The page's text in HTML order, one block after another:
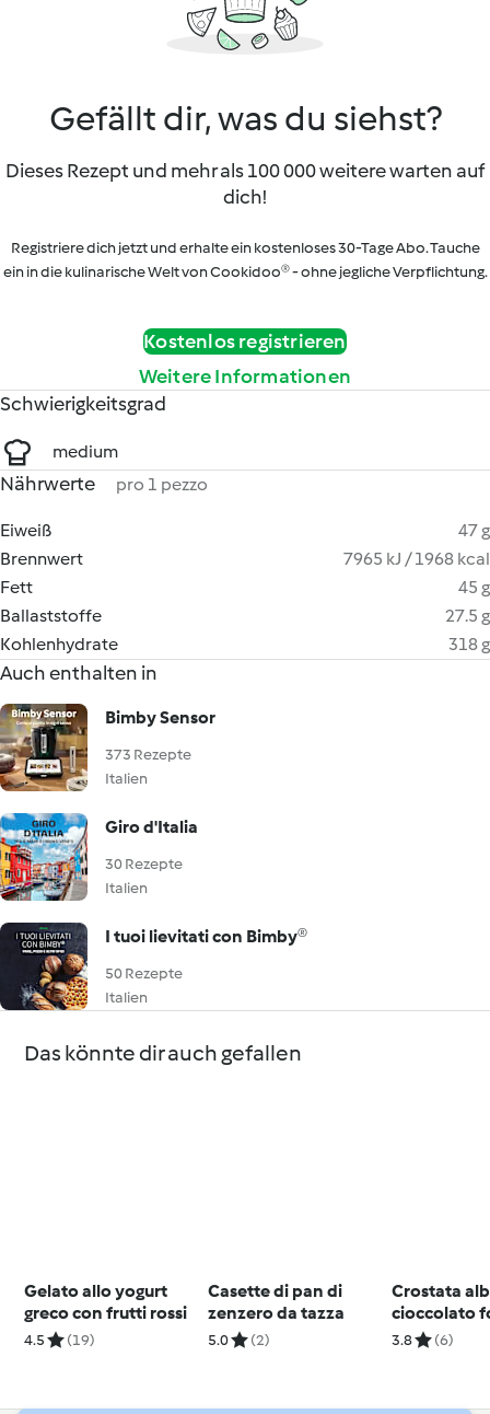
Gefällt dir, was du siehst?
Dieses Rezept und mehr als 100 000 weitere warten auf
dich!
Registriere dich jetzt und erhalte ein kostenloses 30-Tage Abo. Tauche
ein in die kulinarische Welt von Cookidoo® - ohne jegliche Verpflichtung.
Kostenlos registrieren
Weitere Informationen
Schwierigkeitsgrad
medium
Nährwerte pro 1 pezzo
Eiweiß
47 g
Brennwert
7965 kJ / 1968 kcal
Fett
45 g
Ballaststoffe
27.5 g
Kohlenhydrate
318 g
Auch enthalten in
Bimby Sensor
373 Rezepte
Italien
Giro d'Italia
30 Rezepte
Italien
I tuoi lievitati con Bimby®
50 Rezepte
Italien
Das könnte dir auch gefallen
Gelato allo yogurt
greco con frutti rossi
4.5 (19)
Casette di pan di
zenzero da tazza
5.0 (2)
Crostata
cioccolato
3.8 (6)